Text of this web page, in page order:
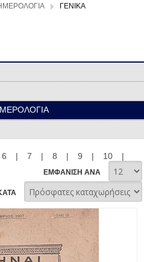
ΓΕΝΙΚΑ
6 | 7 | 8 | 9 | 10 |
ΕΜΦΑΝΙΣΗ ΑΝΑ